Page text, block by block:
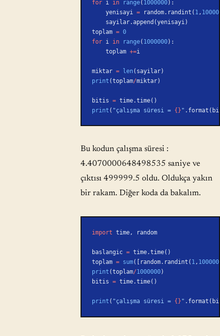
for i in range( 1000000):
    yenisayi
= random.randint( 1 ,
    sayilar.append(yenisayi)
toplam = 0
for i in range( 1000000):
    toplam
+=i
miktar = len (sayilar)
print (toplam/miktar)
bitis = time.time()
print ( "çalışma süresi = {} "
Bu kodun çalışma süresi :
4.4070000648498535 saniye ve
çıktısı 499999.5 oldu. Oldukça yakın
bir rakam. Diğer koda da bakalım.
import time, random
baslangic = time.time()
toplam = sum([random.randint( 1,
print (toplam/1000000)
bitis = time.time()
print ( "çalışma süresi = {} "